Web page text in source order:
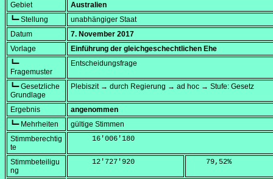
Gebiet
Australien
┗━ Stellung
unabhängiger Staat
Datum
7. November 2017
Vorlage
Einführung der gleichgeschechtlichen Ehe
┗━
Fragemuster
Entscheidungsfrage
┗━ Gesetzliche
Grundlage
Plebiszit → durch Regierung → ad hoc → Stufe: Gesetz
Ergebnis
angenommen
┗━ Mehrheiten
gültige Stimmen
Stimmberechtig
te
     16'006'180
Stimmbeteiligu
ng
     12'727'920
    79,52
%